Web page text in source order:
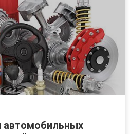
автомобильных